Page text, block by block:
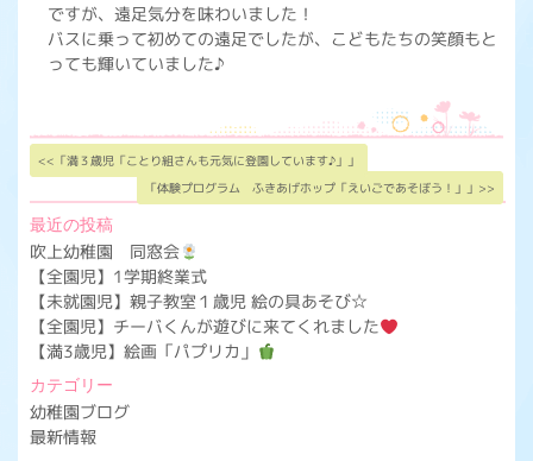
ですが、遠足気分を味わいました！
バスに乗って初めての遠足でしたが、こどもたちの笑顔もと
っても輝いていました♪
<<「満３歳児「ことり組さんも元気に登園しています♪」」
「体験プログラム ふきあげホップ「えいごであそぼう！」」>>
最近の投稿
吹上幼稚園 同窓会
【全園児】1学期終業式
【未就園児】親子教室１歳児 絵の具あそび☆
【全園児】チーバくんが遊びに来てくれました
【満3歳児】絵画「パプリカ」
カテゴリー
幼稚園ブログ
最新情報